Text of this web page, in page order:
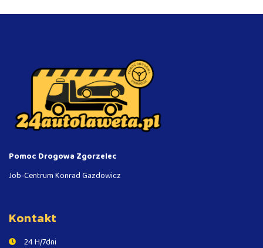
Pomoc Drogowa Zgorzelec
Job-Centrum Konrad Gazdowicz
Kontakt
24 H/7dni